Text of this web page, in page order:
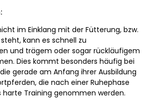
im Einklang mit der Fütterung, bzw.
kann es schnell zu
und trägem oder sogar rückläufigem
Dies kommt besonders häufig bei
gerade am Anfang ihrer Ausbildung
die nach einer Ruhephase
harte Training genommen werden.